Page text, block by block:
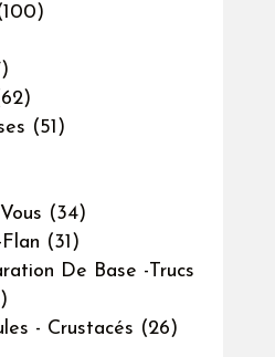
(51)
(34)
flan (31)
De Base -trucs
- Crustacés (26)